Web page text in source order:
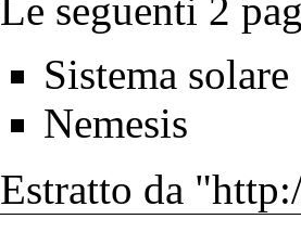
Le seguenti 2
Sistema solare
Nemesis
Estratto da "